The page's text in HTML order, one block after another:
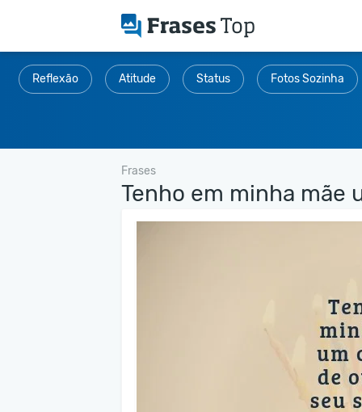
Reflexão Atitude Status Fotos Sozinha
Frases
Tenho em minha mãe